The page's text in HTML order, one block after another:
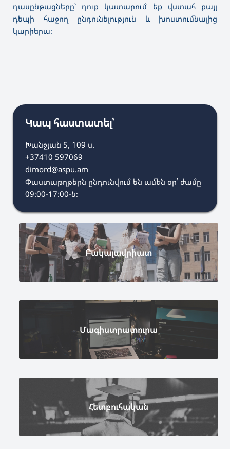
դասընթացները՝ դուք կատարում եք վստահ քայլ
դեպի հաջող ընդունելություն և խոստումնալից
կարիերա։
Կապ հաստատել՝
Խանջյան 5, 109 ս.
+37410 597069
dimord@aspu.am
Փաստաթղթերն ընդունվում են ամեն օր՝ ժամը
09:00-17:00-ն։
Բակալավրիատ
Մագիստրատուրա
Հետբուհական